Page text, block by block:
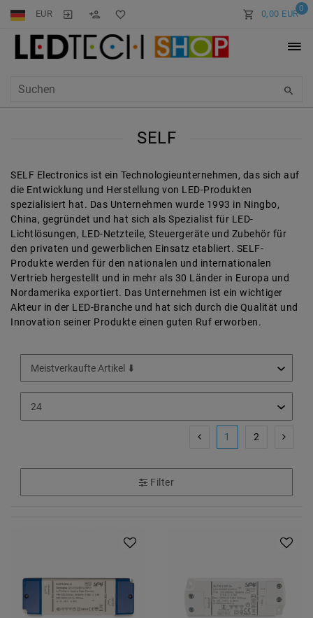
EUR 0
0,00 EUR
SELF
SELF Electronics ist ein Technologieunternehmen, das sich auf
die Entwicklung und Herstellung von LED-Produkten
spezialisiert hat. Das Unternehmen wurde 1993 in Ningbo,
China, gegründet und hat sich als Spezialist für LED-
Lichtlösungen, LED-Netzteile, Steuergeräte und Zubehör für
den privaten und gewerblichen Einsatz etabliert. SELF-
Produkte werden für den nationalen und internationalen
Vertrieb hergestellt und in mehr als 30 Länder in Europa und
Nordamerika exportiert. Das Unternehmen ist ein wichtiger
Akteur in der LED-Branche und hat sich durch die Qualität und
Innovation seiner Produkte einen guten Ruf erworben.
1 2
Filter